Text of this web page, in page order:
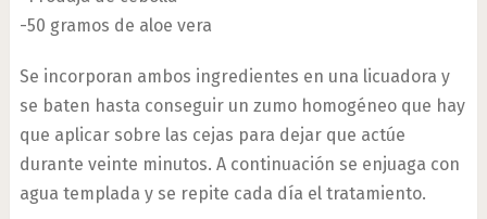
-50 gramos de aloe vera
Se incorporan ambos ingredientes en una licuadora y
se baten hasta conseguir un zumo homogéneo que hay
que aplicar sobre las cejas para dejar que actúe
durante veinte minutos. A continuación se enjuaga con
agua templada y se repite cada día el tratamiento.